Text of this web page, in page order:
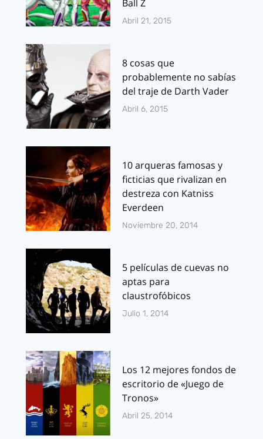
Ball Z
Abril 21, 2015
8 cosas que
probablemente no sabías
del traje de Darth Vader
Abril 6, 2015
10 arqueras famosas y
ficticias que rivalizan en
destreza con Katniss
Everdeen
Noviembre 20, 2014
5 películas de cuevas no
aptas para
claustrofóbicos
Julio 1, 2014
Los 12 mejores fondos de
escritorio de «Juego de
Tronos»
Abril 25, 2014